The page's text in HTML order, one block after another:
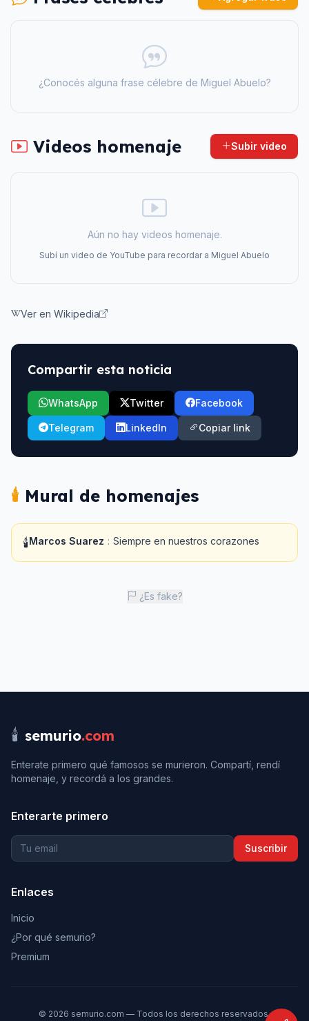
¿Conocés alguna frase célebre de Miguel Abuelo?
Videos homenaje Subir video
Aún no hay videos homenaje.
Subí un video de YouTube para recordar a Miguel Abuelo
Ver en Wikipedia
Compartir esta noticia
WhatsApp Twitter Facebook
Telegram LinkedIn Copiar link
🕯️ Mural de homenajes
🕯️Marcos Suarez : Siempre en nuestros corazones
¿Es fake?
🕯️ semurio.com
Enterate primero qué famosos se murieron. Compartí, rendí
homenaje, y recordá a los grandes.
Enterarte primero
Suscribir
Enlaces
Inicio
¿Por qué semurio?
Premium
© 2026 semurio.com — Todos los derechos reservados.